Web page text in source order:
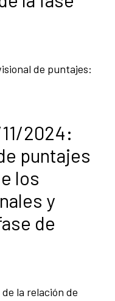
de puntajes:
2024:
puntajes
los
y
de
la relación de